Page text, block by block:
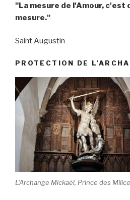
"La mesure de l'Amour, c'est
mesure."
Saint Augustin
PROTECTION DE
L'Archange Mickaël, Prince des